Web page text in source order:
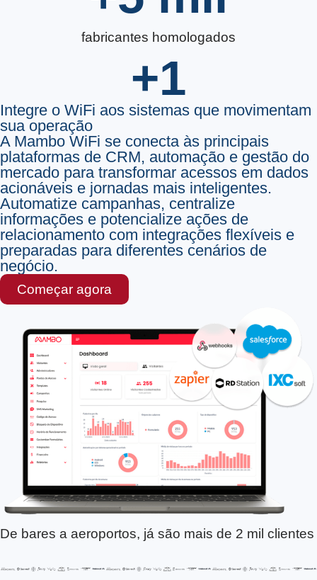
fabricantes homologados
+1
Integre o WiFi aos sistemas que movimentam
sua operação
A Mambo WiFi se conecta às principais
plataformas de CRM, automação e gestão do
mercado para transformar acessos em dados
acionáveis e jornadas mais inteligentes.
Automatize campanhas, centralize
informações e potencialize ações de
relacionamento com integrações flexíveis e
preparadas para diferentes cenários de
negócio.
Começar agora
De bares a aeroportos, já são mais de 2 mil clientes